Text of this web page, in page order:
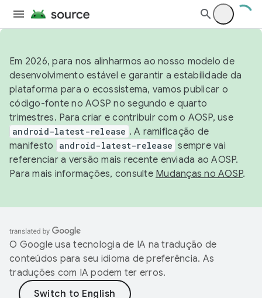
Em 2026, para nos alinharmos ao nosso modelo de
desenvolvimento estável e garantir a estabilidade da
plataforma para o ecossistema, vamos publicar o
código-fonte no AOSP no segundo e quarto
trimestres. Para criar e contribuir com o AOSP, use
android-latest-release . A ramificação de
manifesto
android-latest-release sempre vai
referenciar a versão mais recente enviada ao AOSP.
Para mais informações, consulte Mudanças no AOSP.
O Google usa tecnologia de IA na tradução de
conteúdos para seu idioma de preferência. As
traduções com IA podem ter erros.